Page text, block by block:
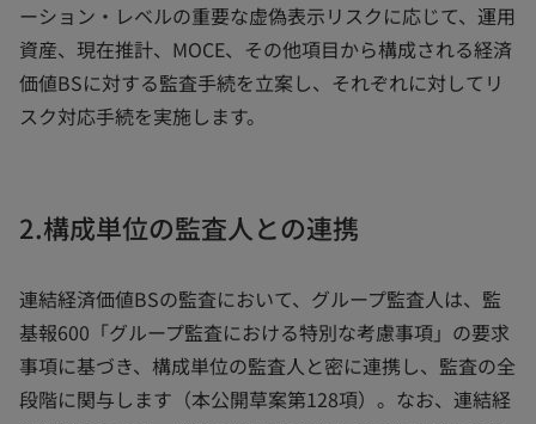
ーション・レベルの重要な虚偽表示リスクに応じて、運用
資産、現在推計、MOCE、その他項目から構成される経済
価値BSに対する監査手続を立案し、それぞれに対してリ
スク対応手続を実施します。
2.構成単位の監査人との連携
連結経済価値BSの監査において、グループ監査人は、監
基報600「グループ監査における特別な考慮事項」の要求
事項に基づき、構成単位の監査人と密に連携し、監査の全
段階に関与します（本公開草案第128項）。なお、連結経